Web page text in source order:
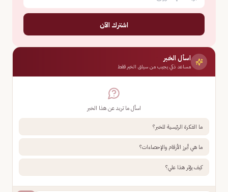
اشترك الآن
اسأل الخبر
مساعد ذكي يجيب من سياق الخبر فقط
اسأل ما تريد عن هذا الخبر
ما الفكرة الرئيسية للخبر؟
ما هي أبرز الأرقام والإحصاءات؟
كيف يؤثر هذا علي؟